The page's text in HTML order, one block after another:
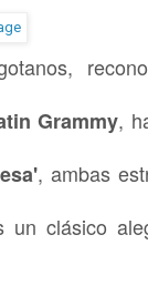
Grammy,
, ambas
un clásico